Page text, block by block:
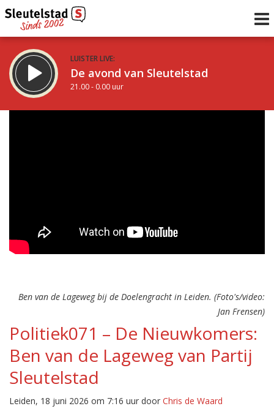
LUISTER LIVE:
De avond van Sleutelstad
21.00 - 0.00 uur
Ben van de Lageweg bij de Doelengracht in Leiden. (Foto's/video:
Jan Frensen)
Politiek071 – De Nieuwkomers:
Ben van de Lageweg van Partij
Sleutelstad
Leiden, 18 juni 2026 om 7:16 uur door Chris de Waard